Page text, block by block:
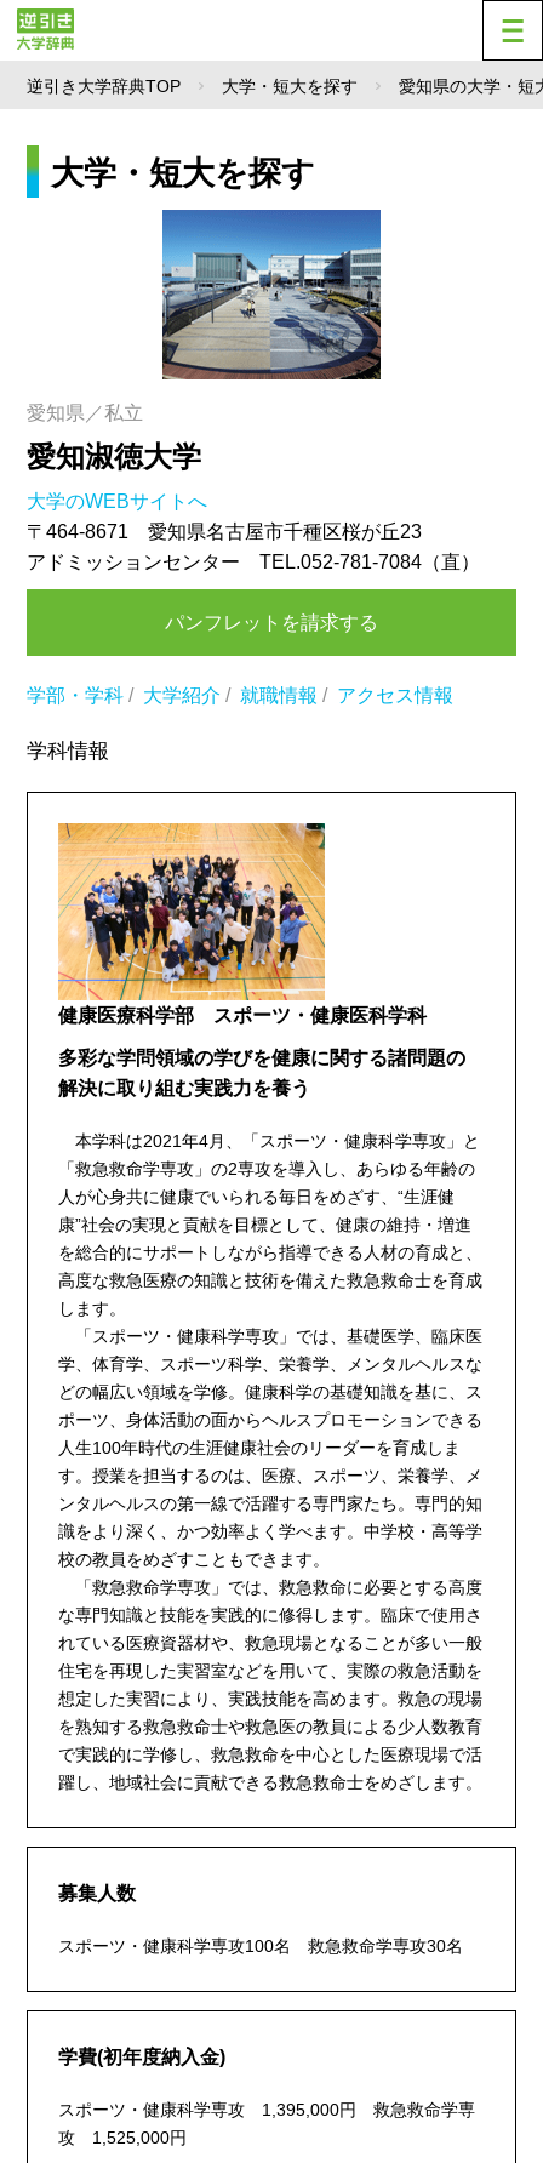
逆引き大学辞典TOP 大学・短大を探す 愛知県の大学・短
大学・短大を探す
愛知県／私立
愛知淑徳大学
大学のWEBサイトへ
〒464-8671 愛知県名古屋市千種区桜が丘23
アドミッションセンター TEL.052-781-7084（直）
パンフレットを請求する
学部・学科 / 大学紹介 / 就職情報 / アクセス情報
学科情報
健康医療科学部 スポーツ・健康医科学科
多彩な学問領域の学びを健康に関する諸問題の
解決に取り組む実践力を養う
本学科は2021年4月、「スポーツ・健康科学専攻」と
「救急救命学専攻」の2専攻を導入し、あらゆる年齢の
人が心身共に健康でいられる毎日をめざす、“生涯健
康”社会の実現と貢献を目標として、健康の維持・増進
を総合的にサポートしながら指導できる人材の育成と、
高度な救急医療の知識と技術を備えた救急救命士を育成
します。
「スポーツ・健康科学専攻」では、基礎医学、臨床医
学、体育学、スポーツ科学、栄養学、メンタルヘルスな
どの幅広い領域を学修。健康科学の基礎知識を基に、ス
ポーツ、身体活動の面からヘルスプロモーションできる
人生100年時代の生涯健康社会のリーダーを育成しま
す。授業を担当するのは、医療、スポーツ、栄養学、メ
ンタルヘルスの第一線で活躍する専門家たち。専門的知
識をより深く、かつ効率よく学べます。中学校・高等学
校の教員をめざすこともできます。
「救急救命学専攻」では、救急救命に必要とする高度
な専門知識と技能を実践的に修得します。臨床で使用さ
れている医療資器材や、救急現場となることが多い一般
住宅を再現した実習室などを用いて、実際の救急活動を
想定した実習により、実践技能を高めます。救急の現場
を熟知する救急救命士や救急医の教員による少人数教育
で実践的に学修し、救急救命を中心とした医療現場で活
躍し、地域社会に貢献できる救急救命士をめざします。
募集人数
スポーツ・健康科学専攻100名 救急救命学専攻30名
学費(初年度納入金)
スポーツ・健康科学専攻 1,395,000円 救急救命学専
攻 1,525,000円